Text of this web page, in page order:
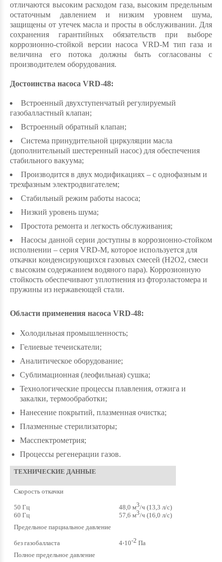
отличаются высоким расходом газа, высоким предельным
остаточным давлением и низким уровнем шума,
защищены от утечек масла и просты в обслуживании. Для
сохранения гарантийных обязательств при выборе
коррозионно-стойкой версии насоса VRD-M тип газа и
величина его потока должны быть согласованы с
производителем оборудования.
Достоинства насоса VRD-48:
Встроенный двухступенчатый регулируемый
газобалластный клапан;
Встроенный обратный клапан;
Система принудительной циркуляции масла
(дополнительный шестеренный насос) для обеспечения
стабильного вакуума;
Производится в двух модификациях – с однофазным и
трехфазным электродвигателем;
Стабильный режим работы насоса;
Низкий уровень шума;
Простота ремонта и легкость обслуживания;
Насосы данной серии доступны в коррозионно-стойком
исполнении – серия VRD-М, которое используется для
откачки конденсирующихся газовых смесей (Н2О2, смеси
с высоким содержанием водяного пара). Коррозионную
стойкость обеспечивают уплотнения из фторэластомера и
пружины из нержавеющей стали.
Области применения насоса VRD-48:
Холодильная промышленность;
Гeлиевые течеискатели;
Аналитическое оборудование;
Сублимационная (леофильная) сушка;
Технологические процессы плавления, отжига и
закалки, термообработки;
Нанесение покрытий, плазменная очистка;
Плазменные стерилизаторы;
Масспектрометрия;
Процессы регенерации газов.
ТЕХНИЧЕСКИЕ ДАННЫЕ
Скорость откачки
50 Гц
60 Гц
48,0 м3/ч (13,3 л/с)
57,6 м3/ч (16,0 л/с)
Предельное парциальное давление
без газобалласта 4⋅10-2 Па
Полное предельное давление